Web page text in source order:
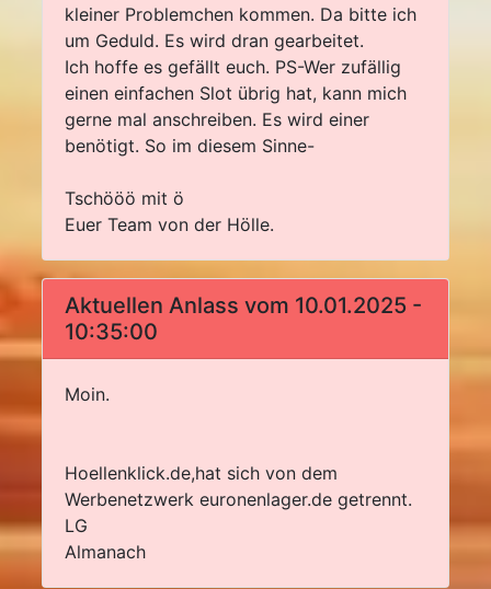
kleiner Problemchen kommen. Da bitte ich
um Geduld. Es wird dran gearbeitet.
Ich hoffe es gefällt euch. PS-Wer zufällig
einen einfachen Slot übrig hat, kann mich
gerne mal anschreiben. Es wird einer
benötigt. So im diesem Sinne-
Tschööö mit ö
Euer Team von der Hölle.
Aktuellen Anlass vom 10.01.2025 -
10:35:00
Moin.
Hoellenklick.de,hat sich von dem
Werbenetzwerk euronenlager.de getrennt.
LG
Almanach